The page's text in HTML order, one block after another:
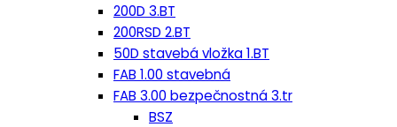
200D 3.BT
200RSD 2.BT
50D stavebá vložka 1.BT
FAB 1.00 stavebná
FAB 3.00 bezpečnostná 3.tr
BSZ